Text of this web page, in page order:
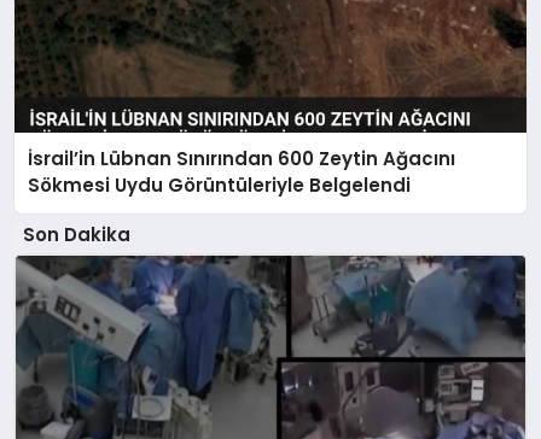
İsrail’in Lübnan Sınırından 600 Zeytin Ağacını
Sökmesi Uydu Görüntüleriyle Belgelendi
Son Dakika